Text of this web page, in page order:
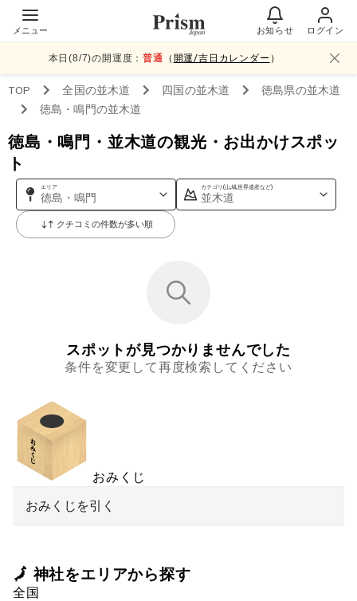
メニュー お知らせ ログイン
本日(8/7)の開運度：普通 （ 開運/吉日カレンダー ）
TOP 全国の並木道 四国の並木道 徳島県の並木道
徳島・鳴門の並木道
徳島・鳴門・並木道の観光・お出かけスポッ
ト
エリア
徳島・鳴門
カテゴリ(山,城,世界遺産など)
並木道
クチコミの件数が多い順
スポットが見つかりませんでした
条件を変更して再度検索してください
おみくじ
おみくじを引く
🗾 神社をエリアから探す
全国